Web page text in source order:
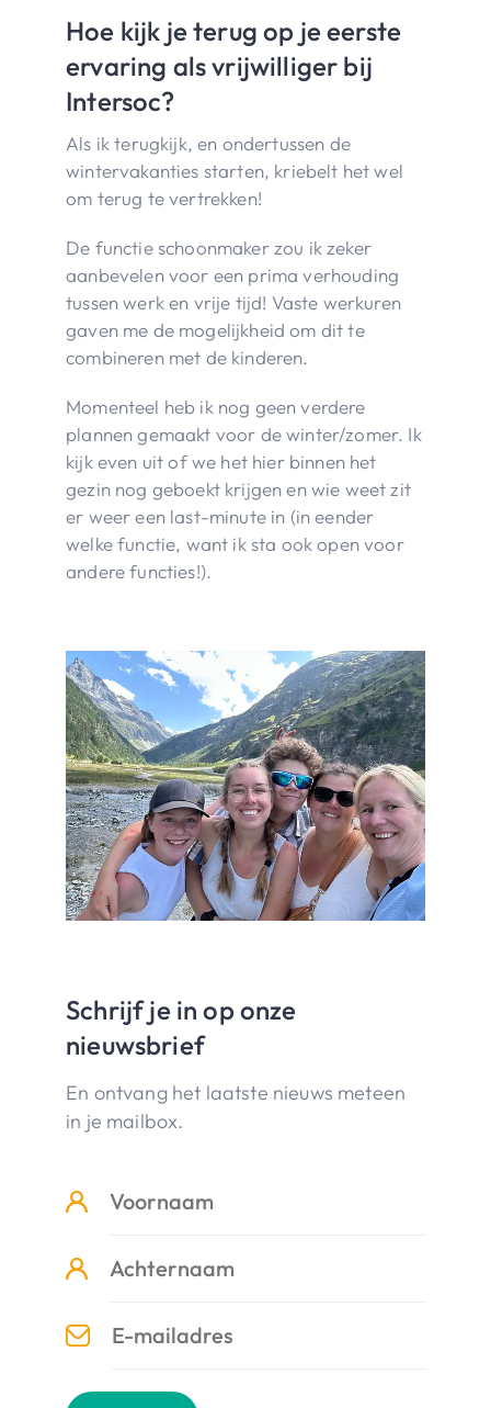
Hoe kijk je terug op je eerste
ervaring als vrijwilliger bij
Intersoc?
Als ik terugkijk, en ondertussen de
wintervakanties starten, kriebelt het wel
om terug te vertrekken!
De functie schoonmaker zou ik zeker
aanbevelen voor een prima verhouding
tussen werk en vrije tijd! Vaste werkuren
gaven me de mogelijkheid om dit te
combineren met de kinderen.
Momenteel heb ik nog geen verdere
plannen gemaakt voor de winter/zomer. Ik
kijk even uit of we het hier binnen het
gezin nog geboekt krijgen en wie weet zit
er weer een last-minute in (in eender
welke functie, want ik sta ook open voor
andere functies!).
Schrijf je in op onze
nieuwsbrief
En ontvang het laatste nieuws meteen
in je mailbox.